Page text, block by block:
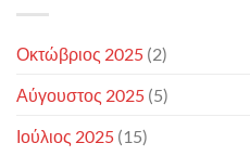
Οκτώβριος 2025 (2)
Αύγουστος 2025 (5)
Ιούλιος 2025 (15)